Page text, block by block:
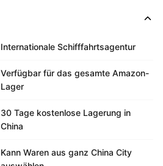
Internationale Schifffahrtsagentur
Verfügbar für das gesamte Amazon-
Lager
30 Tage kostenlose Lagerung in
China
Kann Waren aus ganz China City